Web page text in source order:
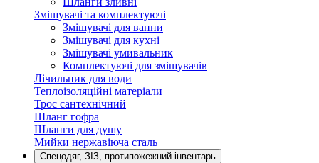
Змішувачі та комплектуючі
Змішувачі для ванни
Змішувачі для кухні
Змішувачі умивальник
Комплектуючі для змішувачів
Лічильник для води
Теплоізоляційні матеріали
Трос сантехнічний
Шланг гофра
Шланги для душу
Мийки нержавіюча сталь
Спецодяг, ЗІЗ, протипожежний інвентарь